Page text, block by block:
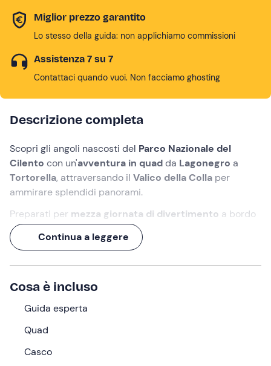
Miglior prezzo garantito
Lo stesso della guida: non applichiamo commissioni
Assistenza 7 su 7
Contattaci quando vuoi. Non facciamo ghosting
Descrizione completa
Scopri gli angoli nascosti del Parco Nazionale del
Cilento con un'avventura in quadda Lagonegro a
Tortorella, attraversando il Valico della Colla per
ammirare splendidi panorami.
Preparati per mezza giornata di divertimento a bordo
di un mezzo a quattro ruote potente e grintoso che ti
permetterà di inerpicarti su
sentieri selvaggi e
guida esperta
percorso emozionante che richiede
off-road . Sarai in grado di superare gli ostacoli?
Cosa faremo
Continua a leggere
Cosa è incluso
Guida esperta
Quad
Casco